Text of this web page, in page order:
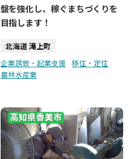
盤を強化し、稼ぐまちづくりを
目指します！
北海道 滝上町
企業誘致・起業支援
移住・定住
農林水産業